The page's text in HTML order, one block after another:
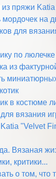
пряжи Katia
мордочек на
для
по люлечке
из
в костюме
вязания
"Velvet
Вязаная
критики...
о том,